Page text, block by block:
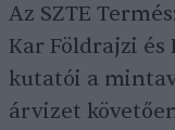
Az SZTE
Kar Földrajzi
kutatói a
árvizet